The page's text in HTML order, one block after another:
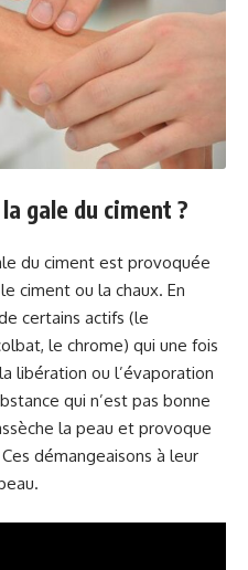
gale du ciment ?
du ciment est provoquée
ciment ou la chaux. En
certains actifs (le
le chrome) qui une fois
libération ou l’évaporation
qui n’est pas bonne
la peau et provoque
démangeaisons à leur